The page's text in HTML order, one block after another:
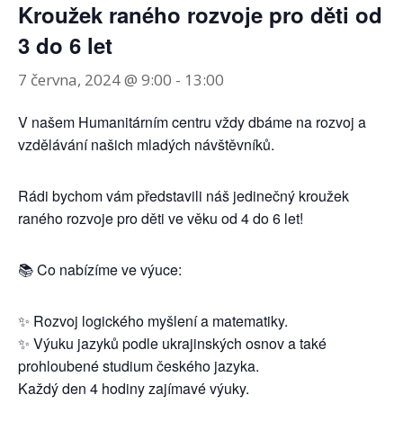
Kroužek raného rozvoje pro děti od
3 do 6 let
7 června, 2024 @ 9:00 - 13:00
V našem Humanitárním centru vždy dbáme na rozvoj a
vzdělávání našich mladých návštěvníků.
Rádi bychom vám představili náš jedinečný kroužek
raného rozvoje pro děti ve věku od 4 do 6 let!
📚 Co nabízíme ve výuce:
✨ Rozvoj logického myšlení a matematiky.
✨ Výuku jazyků podle ukrajinských osnov a také
prohloubené studium českého jazyka.
Každý den 4 hodiny zajímavé výuky.